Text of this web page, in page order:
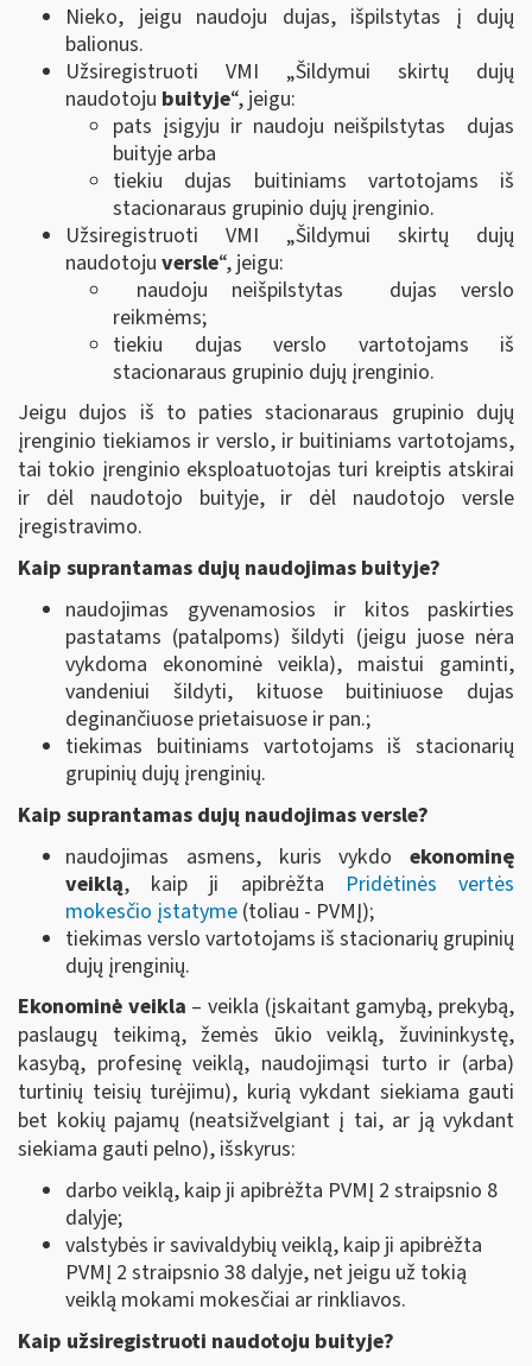
Nieko, jeigu naudoju dujas, išpilstytas į dujų
balionus.
Užsiregistruoti VMI „Šildymui skirtų dujų
naudotoju buityje“, jeigu:
pats įsigyju ir naudoju neišpilstytas dujas
buityje arba
tiekiu dujas buitiniams vartotojams iš
stacionaraus grupinio dujų įrenginio.
Užsiregistruoti VMI „Šildymui skirtų dujų
naudotoju versle“, jeigu:
naudoju neišpilstytas dujas verslo
reikmėms;
tiekiu dujas verslo vartotojams iš
stacionaraus grupinio dujų įrenginio.
Jeigu dujos iš to paties stacionaraus grupinio dujų
įrenginio tiekiamos ir verslo, ir buitiniams vartotojams,
tai tokio įrenginio eksploatuotojas turi kreiptis atskirai
ir dėl naudotojo buityje, ir dėl naudotojo versle
įregistravimo.
Kaip suprantamas dujų naudojimas buityje?
naudojimas gyvenamosios ir kitos paskirties
pastatams (patalpoms) šildyti (jeigu juose nėra
vykdoma ekonominė veikla), maistui gaminti,
vandeniui šildyti, kituose buitiniuose dujas
deginančiuose prietaisuose ir pan.;
tiekimas buitiniams vartotojams iš stacionarių
grupinių dujų įrenginių.
Kaip suprantamas dujų naudojimas versle?
naudojimas asmens, kuris vykdo ekonominę
veiklą, kaip ji apibrėžta Pridėtinės vertės
mokesčio įstatyme (toliau - PVMĮ);
tiekimas verslo vartotojams iš stacionarių grupinių
dujų įrenginių.
Ekonominė veikla – veikla (įskaitant gamybą, prekybą,
paslaugų teikimą, žemės ūkio veiklą, žuvininkystę,
kasybą, profesinę veiklą, naudojimąsi turto ir (arba)
turtinių teisių turėjimu), kurią vykdant siekiama gauti
bet kokių pajamų (neatsižvelgiant į tai, ar ją vykdant
siekiama gauti pelno), išskyrus:
darbo veiklą, kaip ji apibrėžta PVMĮ 2 straipsnio 8
dalyje;
valstybės ir savivaldybių veiklą, kaip ji apibrėžta
PVMĮ 2 straipsnio 38 dalyje, net jeigu už tokią
veiklą mokami mokesčiai ar rinkliavos.
Kaip užsiregistruoti naudotoju buityje?